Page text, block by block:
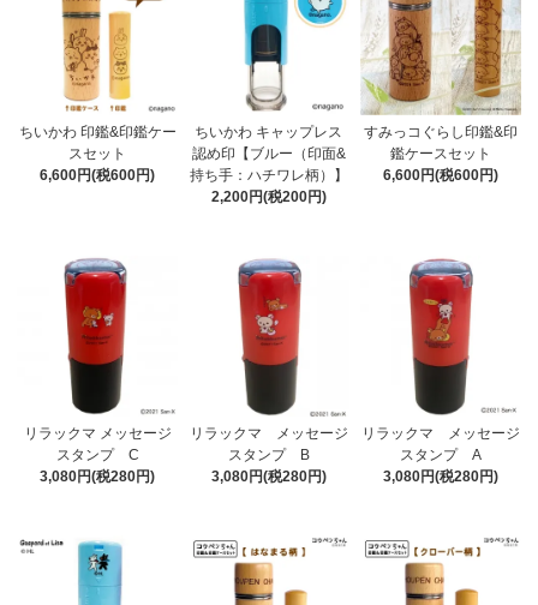
ちいかわ 印鑑&印鑑ケー
スセット
6,600円(税600円)
ちいかわ キャップレス
認め印【ブルー（印面&
持ち手：ハチワレ柄）】
2,200円(税200円)
すみっコぐらし印鑑&印
鑑ケースセット
6,600円(税600円)
リラックマ メッセージ
スタンプ C
3,080円(税280円)
リラックマ メッセージ
スタンプ B
3,080円(税280円)
リラックマ メッセージ
スタンプ A
3,080円(税280円)